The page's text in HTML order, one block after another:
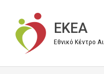
περιεχόμενο
EKEA
Εθνικό Κέντρο